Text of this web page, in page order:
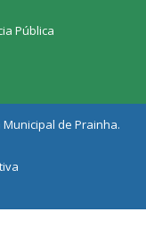
Pública
de Prainha.